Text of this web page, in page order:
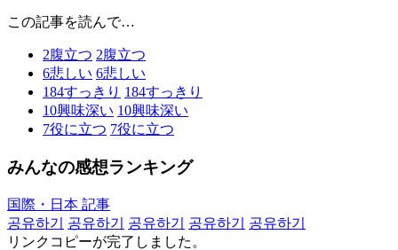
この記事を読んで…
2腹立つ 2腹立つ
6悲しい 6悲しい
184すっきり 184すっきり
10興味深い 10興味深い
7役に立つ 7役に立つ
みんなの感想ランキング
国際・日本 記事
공유하기
공유하기 공유하기 공유하기
공유하기
リンクコピーが完了しました。